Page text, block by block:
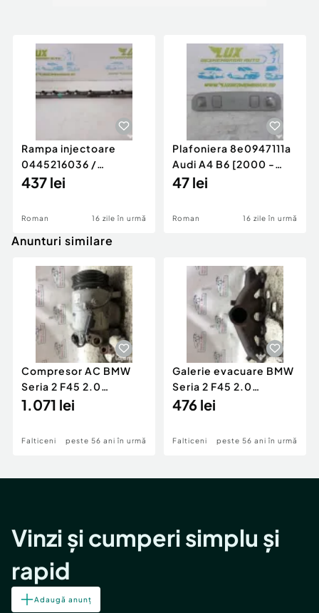
Rampa injectoare
0445216036 /
780542302 3.0 d 313
437 lei
Roman 16 zile în urmă
Plafoniera 8e0947111a
Audi A4 B6 [2000 -
2005]
47 lei
Roman 16 zile în urmă
Anunturi similare
Compresor AC BMW
Seria 2 F45 2.0
Motorina 2016
1.071 lei
Falticeni peste 56 ani în urmă
Galerie evacuare BMW
Seria 2 F45 2.0
Motorina 2016
476 lei
Falticeni peste 56 ani în urmă
Vinzi și cumperi simplu și
rapid
Adaugă anunț